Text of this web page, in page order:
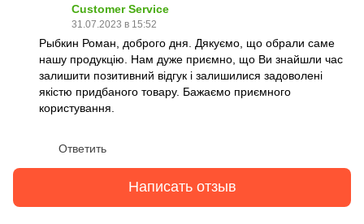
Customer Service
31.07.2023 в 15:52
Рыбкин Роман, доброго дня. Дякуємо, що обрали саме
нашу продукцію. Нам дуже приємно, що Ви знайшли час
залишити позитивний відгук і залишилися задоволені
якістю придбаного товару. Бажаємо приємного
користування.
Ответить
Написать отзыв